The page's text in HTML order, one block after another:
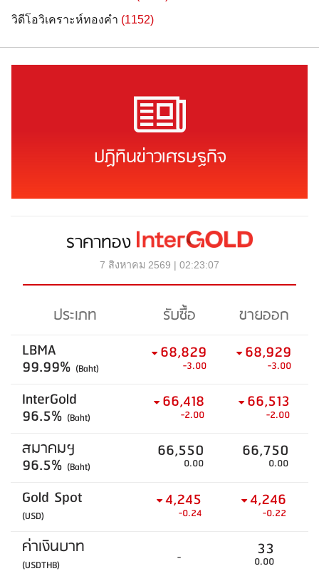
วิดีโอวิเคราะห์ทองคำ (1152)
ปฏิทินข่าวเศรษฐกิจ
ราคาทอง
7 สิงหาคม 2569 | 02:23:07
ประเภท รับซื้อ
ขายออก
LBMA
99.99% (Baht)
68,829
-3.00
68,929
-3.00
InterGold
96.5% (Baht)
66,418
-2.00
66,513
-2.00
สมาคมฯ
96.5% (Baht)
66,550
0.00
66,750
0.00
Gold Spot
(USD)
4,245
-0.24
4,246
-0.22
ค่าเงินบาท
(USDTHB) - 33
0.00